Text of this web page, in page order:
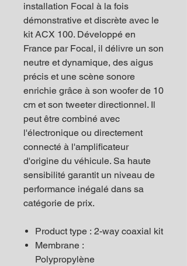
installation Focal à la fois
démonstrative et discrète avec le
kit ACX 100. Développé en
France par Focal, il délivre un son
neutre et dynamique, des aigus
précis et une scène sonore
enrichie grâce à son woofer de 10
cm et son tweeter directionnel. Il
peut être combiné avec
l'électronique ou directement
connecté à l'amplificateur
d'origine du véhicule. Sa haute
sensibilité garantit un niveau de
performance inégalé dans sa
catégorie de prix.
Product type : 2-way coaxial kit
Membrane :
Polypropylène